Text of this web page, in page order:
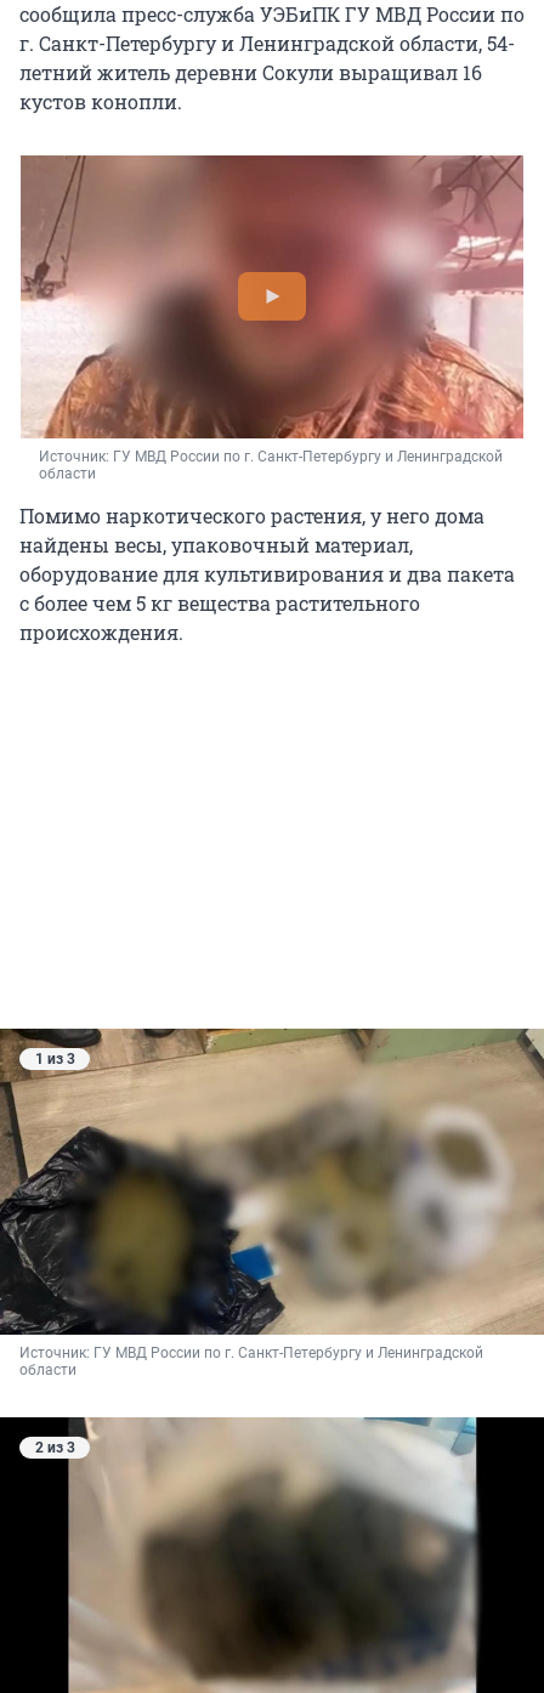
сообщила пресс-служба УЭБиПК ГУ МВД России по
г. Санкт-Петербургу и Ленинградской области, 54-
летний житель деревни Сокули выращивал 16
кустов конопли.
Источник: ГУ МВД России по г. Санкт-Петербургу и Ленинградской
области
Помимо наркотического растения, у него дома
найдены весы, упаковочный материал,
оборудование для культивирования и два пакета
с более чем 5 кг вещества растительного
происхождения.
1 из 3
Источник: ГУ МВД России по г. Санкт-Петербургу и Ленинградской
области
2 из 3